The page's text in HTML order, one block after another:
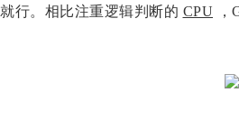
行。相比注重逻辑判断的 CPU ，